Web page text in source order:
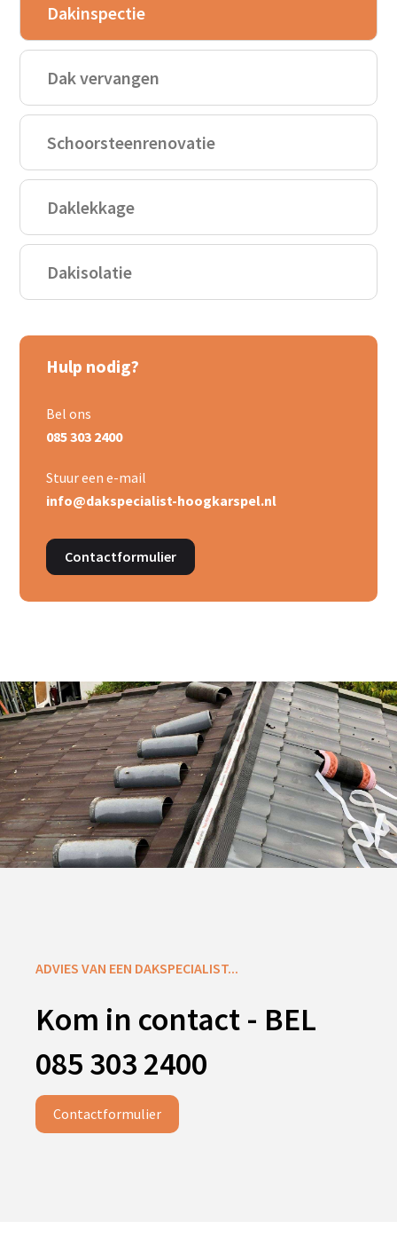
Dakinspectie
Dak vervangen
Schoorsteenrenovatie
Daklekkage
Dakisolatie
Hulp nodig?
Bel ons
085 303 2400
Stuur een e-mail
info@dakspecialist-hoogkarspel.nl
Contactformulier
ADVIES VAN EEN DAKSPECIALIST...
Kom in contact - BEL
085 303 2400
Contactformulier